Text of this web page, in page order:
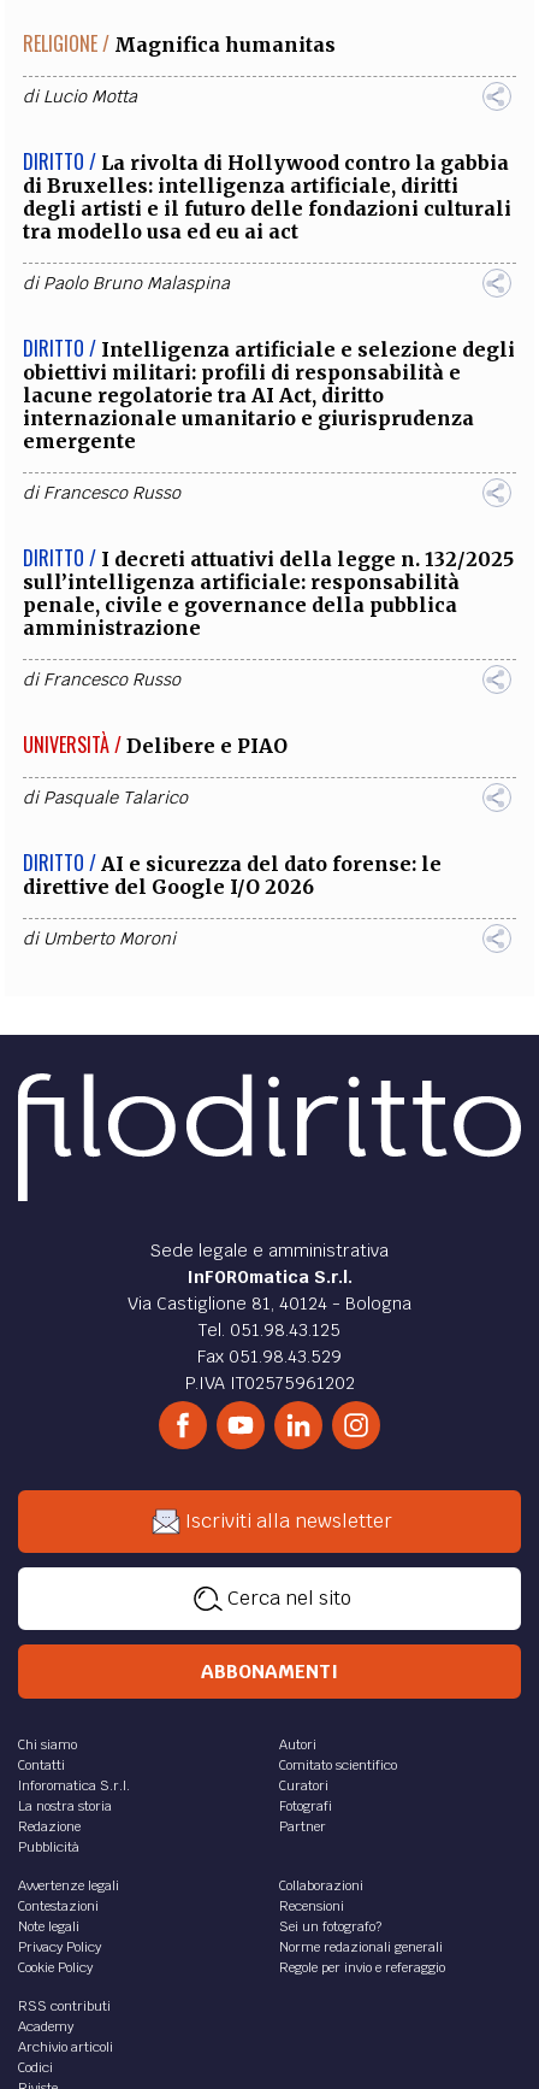
RELIGIONE / Magnifica humanitas
diLucio Motta
DIRITTO / La rivolta di Hollywood contro la gabbia
di Bruxelles: intelligenza artificiale, diritti
degli artisti e il futuro delle fondazioni culturali
tra modello usa ed eu ai act
diPaolo Bruno Malaspina
DIRITTO / Intelligenza artificiale e selezione degli
obiettivi militari: profili di responsabilità e
lacune regolatorie tra AI Act, diritto
internazionale umanitario e giurisprudenza
emergente
diFrancesco Russo
DIRITTO / I decreti attuativi della legge n. 132/2025
sull’intelligenza artificiale: responsabilità
penale, civile e governance della pubblica
amministrazione
diFrancesco Russo
UNIVERSITÀ / Delibere e PIAO
diPasquale Talarico
DIRITTO / AI e sicurezza del dato forense: le
direttive del Google I/O 2026
di Umberto Moroni
Sede legale e amministrativa
InFOROmatica S.r.l.
Via Castiglione 81, 40124 - Bologna
Tel. 051.98.43.125
Fax 051.98.43.529
P.IVA IT02575961202
Iscriviti alla newsletter
Cerca nel sito
ABBONAMENTI
Chi siamo
Contatti
Inforomatica S.r.l.
La nostra storia
Redazione
Pubblicità
Autori
Comitato scientifico
Curatori
Fotografi
Partner
Avvertenze legali
Contestazioni
Note legali
Privacy Policy
Cookie Policy
Collaborazioni
Recensioni
Sei un fotografo?
Norme redazionali generali
Regole per invio e referaggio
RSS contributi
Academy
Archivio articoli
Codici